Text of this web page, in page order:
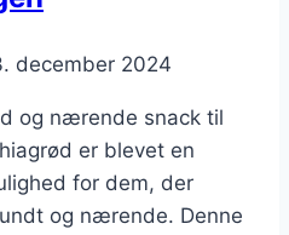
december 2024
og nærende snack til
er blevet en
for dem, der
og nærende. Denne